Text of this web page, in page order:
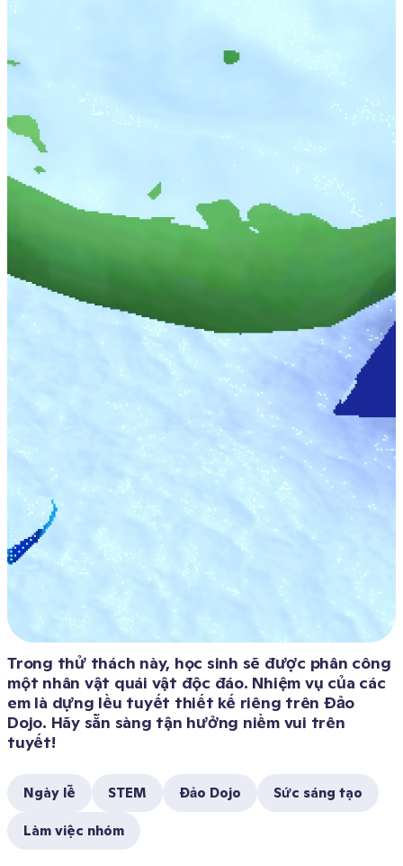
Trong thử thách này, học sinh sẽ được phân công
một nhân vật quái vật độc đáo. Nhiệm vụ của các
em là dựng lều tuyết thiết kế riêng trên Đảo
Dojo. Hãy sẵn sàng tận hưởng niềm vui trên
tuyết!
Ngày lễ STEM Đảo Dojo Sức sáng tạo
Làm việc nhóm